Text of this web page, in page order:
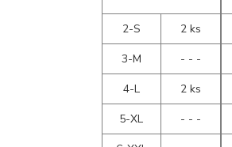
2-S
2 ks
3-M
- - -
4-L
2 ks
5-XL
- - -